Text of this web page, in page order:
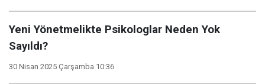
Yeni Yönetmelikte Psikologlar Neden Yok
Sayıldı?
30 Nisan 2025 Çarşamba 10:36